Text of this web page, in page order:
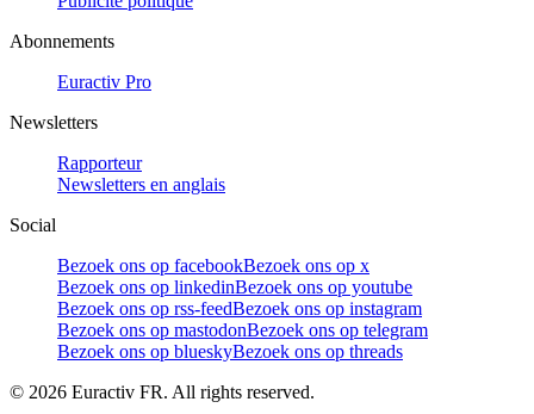
Abonnements
Euractiv Pro
Newsletters
Rapporteur
Newsletters en anglais
Social
Bezoek ons op facebookBezoek ons op x
Bezoek ons op linkedinBezoek ons op youtube
Bezoek ons op rss-feedBezoek ons op instagram
Bezoek ons op mastodonBezoek ons op telegram
Bezoek ons op blueskyBezoek ons op threads
© 2026 Euractiv FR. All rights reserved.